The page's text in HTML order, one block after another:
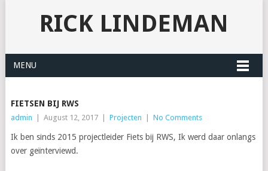
RICK LINDEMAN
MENU
FIETSEN BIJ RWS
admin August 12, 2017 Projecten No Comments
Ik ben sinds 2015 projectleider Fiets bij RWS, Ik werd daar onlangs
over geïnterviewd.